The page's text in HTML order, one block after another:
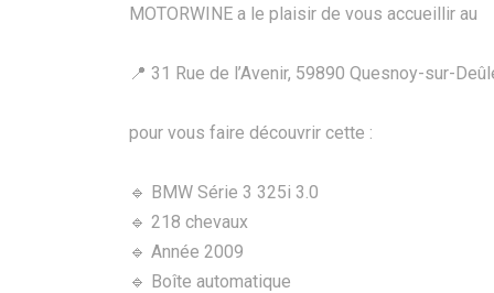
MOTORWINE a le plaisir de vous accueillir au
📍 31 Rue de l’Avenir, 59890 Quesnoy-sur-
pour vous faire découvrir cette :
🔹 BMW Série 3 325i 3.0
🔹 218 chevaux
🔹 Année 2009
🔹 Boîte automatique